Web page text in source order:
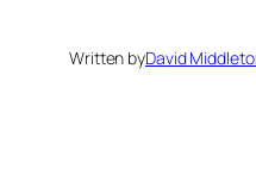
Written byDavid